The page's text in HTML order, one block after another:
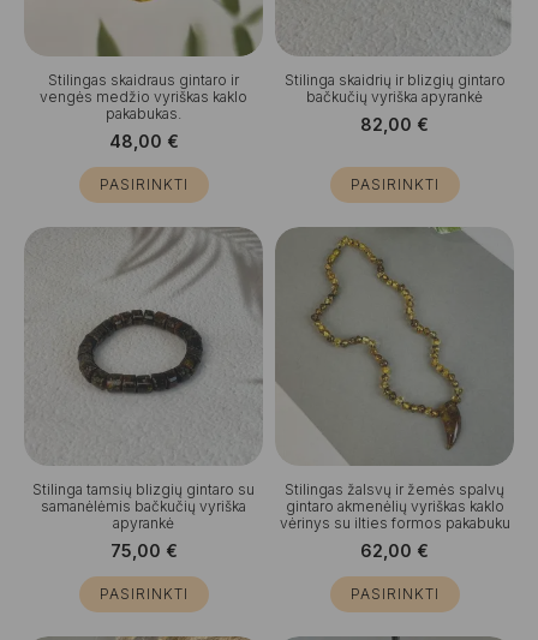
Stilingas skaidraus gintaro ir
vengės medžio vyriškas kaklo
pakabukas.
48,00 €
PASIRINKTI
Stilinga skaidrių ir blizgių gintaro
bačkučių vyriška apyrankė
82,00 €
PASIRINKTI
Stilinga tamsių blizgių gintaro su
samanėlėmis bačkučių vyriška
apyrankė
75,00 €
PASIRINKTI
Stilingas žalsvų ir žemės spalvų
gintaro akmenėlių vyriškas kaklo
vėrinys su ilties formos pakabuku
62,00 €
PASIRINKTI